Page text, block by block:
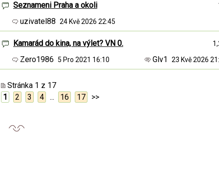
Seznameni Praha a okoli
uzivatel88 24 Kvě 2026 22:45
Kamarád do kina, na výlet? VN 0.
Zero1986 5 Pro 2021 16:10 Glv1 23 Kvě 2026
Stránka 1 z 17
1
2 3 4 ... 16 17 >>